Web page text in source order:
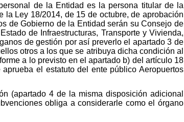
de la Entidad es la persona titular de la
Ley 18/2014, de 15 de octubre, de aprobación
de Gobierno de la Entidad serán su Consejo de
de Infraestructuras, Transporte y Vivienda,
de gestión por así preverlo el apartado 3 de
otros a los que se atribuya dicha condición al
a lo previsto en el apartado b) del artículo 18
el estatuto del ente público Aeropuertos
(apartado 4 de la misma disposición adicional
obliga a considerarle como el órgano